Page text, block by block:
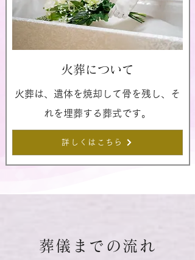
火葬について
火葬は、遺体を焼却して骨を残し、そ
れを埋葬する葬式です。
詳しくはこちら
葬儀までの流れ